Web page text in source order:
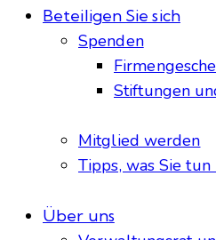
Beteiligen Sie sich
Spenden
Stiftungen
Mitglied werden
Tipps, was Sie tun
Über uns